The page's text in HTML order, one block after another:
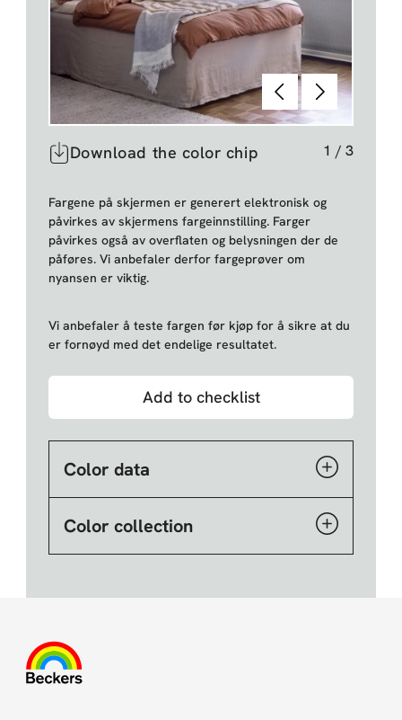
TilbakeNeste
Download the color chip 1 / 3
Fargene på skjermen er generert elektronisk og
påvirkes av skjermens fargeinnstilling. Farger
påvirkes også av overflaten og belysningen der de
påføres. Vi anbefaler derfor fargeprøver om
nyansen er viktig.
Vi anbefaler å teste fargen før kjøp for å sikre at du
er fornøyd med det endelige resultatet.
Add to checklist
Color data
Color collection